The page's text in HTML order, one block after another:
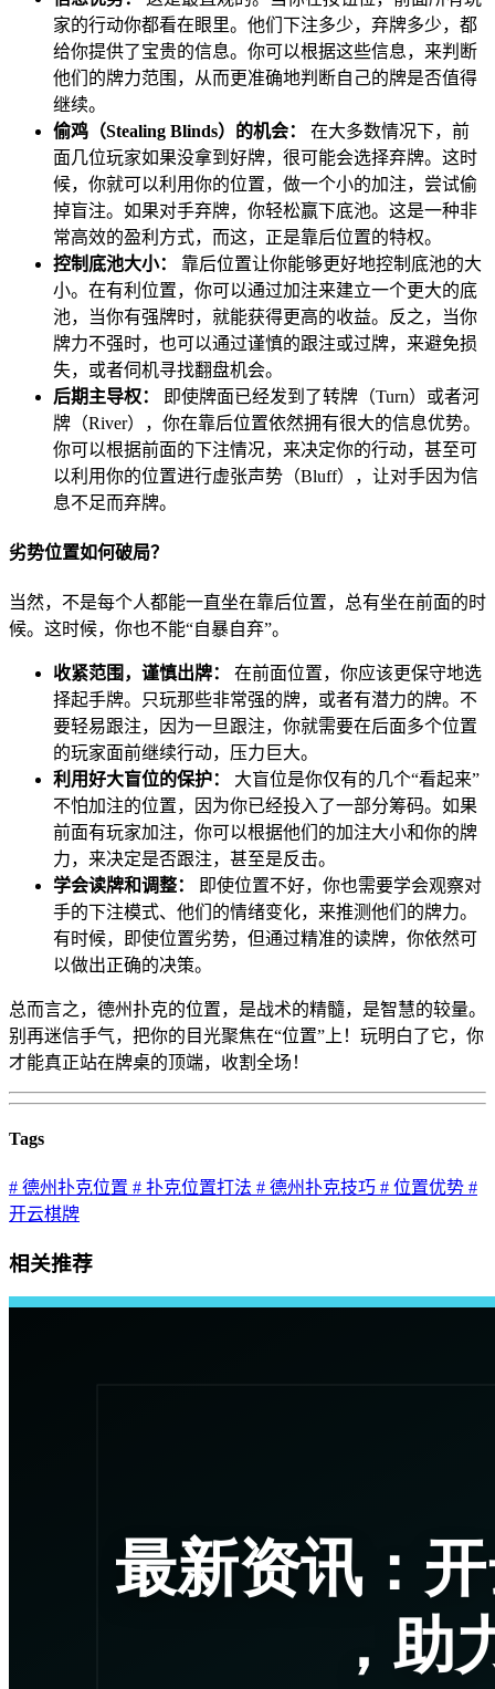
家的行动你都看在眼里。他们下注多少，弃牌多少，都
给你提供了宝贵的信息。你可以根据这些信息，来判断
他们的牌力范围，从而更准确地判断自己的牌是否值得
继续。
偷鸡（Stealing Blinds）的机会：
在大多数情况下，前
面几位玩家如果没拿到好牌，很可能会选择弃牌。这时
候，你就可以利用你的位置，做一个小的加注，尝试偷
掉盲注。如果对手弃牌，你轻松赢下底池。这是一种非
常高效的盈利方式，而这，正是靠后位置的特权。
控制底池大小：
靠后位置让你能够更好地控制底池的大
小。在有利位置，你可以通过加注来建立一个更大的底
池，当你有强牌时，就能获得更高的收益。反之，当你
牌力不强时，也可以通过谨慎的跟注或过牌，来避免损
失，或者伺机寻找翻盘机会。
后期主导权：
即使牌面已经发到了转牌（Turn）或者河
牌（River），你在靠后位置依然拥有很大的信息优势。
你可以根据前面的下注情况，来决定你的行动，甚至可
以利用你的位置进行虚张声势（Bluff），让对手因为信
息不足而弃牌。
劣势位置如何破局？
当然，不是每个人都能一直坐在靠后位置，总有坐在前面的时
候。这时候，你也不能“自暴自弃”。
收紧范围，谨慎出牌：
在前面位置，你应该更保守地选
择起手牌。只玩那些非常强的牌，或者有潜力的牌。不
要轻易跟注，因为一旦跟注，你就需要在后面多个位置
的玩家面前继续行动，压力巨大。
利用好大盲位的保护：
大盲位是你仅有的几个“看起来”
不怕加注的位置，因为你已经投入了一部分筹码。如果
前面有玩家加注，你可以根据他们的加注大小和你的牌
力，来决定是否跟注，甚至是反击。
学会读牌和调整：
即使位置不好，你也需要学会观察对
手的下注模式、他们的情绪变化，来推测他们的牌力。
有时候，即使位置劣势，但通过精准的读牌，你依然可
以做出正确的决策。
总而言之，德州扑克的位置，是战术的精髓，是智慧的较量。
别再迷信手气，把你的目光聚焦在“位置”上！玩明白了它，你
才能真正站在牌桌的顶端，收割全场！
Tags
# 德州扑克位置 # 扑克位置打法 # 德州扑克技巧 # 位置优势 #
开云棋牌
相关推荐